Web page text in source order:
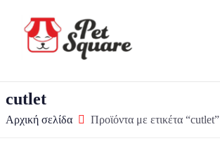
cutlet
Αρχική σελίδα Προϊόντα με ετικέτα “cutlet”